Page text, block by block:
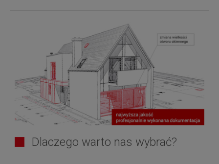
Dlaczego warto nas wybrać?